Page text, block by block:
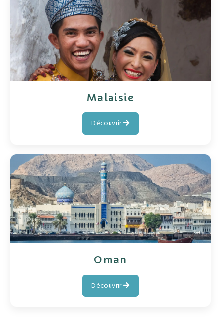
Malaisie
Découvrir
Oman
Découvrir